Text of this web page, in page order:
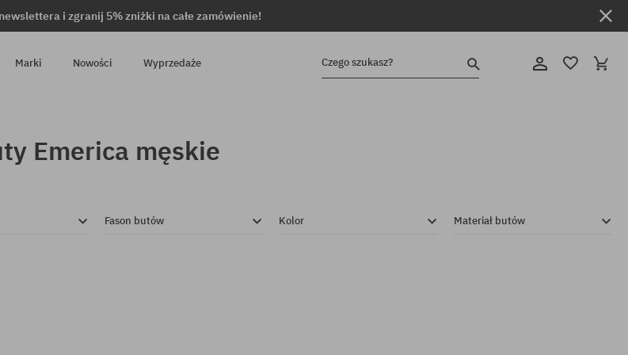
i zgranij 5% zniżki na całe zamówienie!
Marki Nowości Wyprzedaże Czego szukasz?
Emerica męskie
Fason butów Kolor Materiał butów